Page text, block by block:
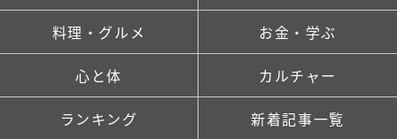
料理・グルメ お金・学ぶ
心と体 カルチャー
ランキング 新着記事一覧